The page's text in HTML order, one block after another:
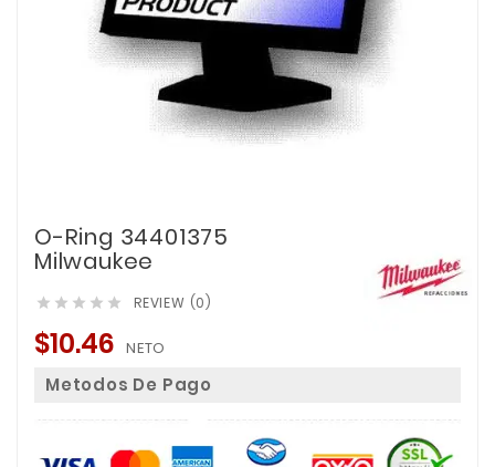
O-Ring 34401375
Milwaukee
     REVIEW (0)
$10.46 NETO
Metodos De Pago